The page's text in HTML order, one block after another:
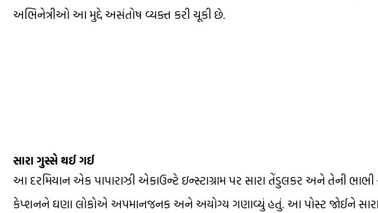
અભિનેત્રીઓ આ મુદ્દે અસંતોષ વ્યક્ત કરી ચૂકી છે.
સારા ગુસ્સે થઈ ગઈ
આ દરમિયાન એક પાપારાઝી એકાઉન્ટે ઇન્સ્ટાગ્રામ પર સારા તેંડુલકર અને તેની ભાભી
કેપ્શનને ઘણા લોકોએ અપમાનજનક અને અયોગ્ય ગણાવ્યું હતું. આ પોસ્ટ જોઈને સારા